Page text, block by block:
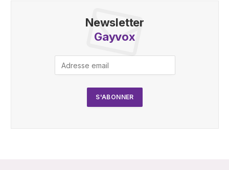
Newsletter
Gayvox